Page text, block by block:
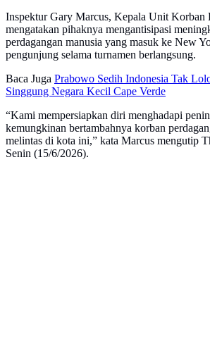
Inspektur Gary Marcus, Kepala Unit Korban
mengatakan pihaknya mengantisipasi
perdagangan manusia yang masuk ke New
pengunjung selama turnamen berlangsung.
Baca Juga Prabowo Sedih Indonesia Tak
Singgung Negara Kecil Cape Verde
“Kami mempersiapkan diri menghadapi
kemungkinan bertambahnya korban
melintas di kota ini,” kata Marcus mengutip
Senin (15/6/2026).